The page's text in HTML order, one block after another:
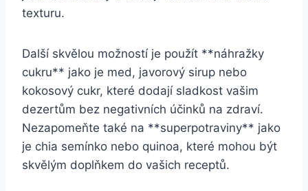
texturu.
Další skvělou možností je použít **náhražky
cukru** jako je med, javorový sirup nebo
kokosový cukr, které dodají sladkost vašim
dezertům bez negativních účinků na zdraví.
Nezapomeňte také na **superpotraviny** jako
je chia semínko nebo quinoa, které mohou být
skvělým doplňkem do vašich receptů.